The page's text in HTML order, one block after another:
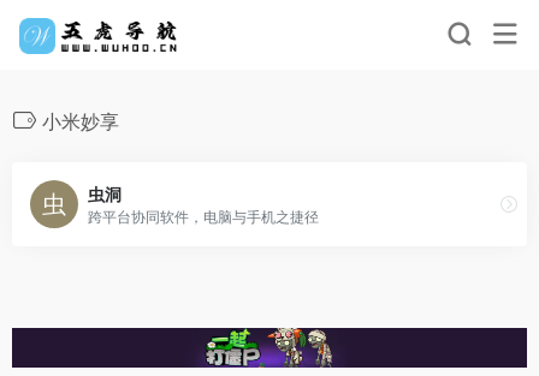
小米妙享
虫洞
跨平台协同软件，电脑与手机之捷径